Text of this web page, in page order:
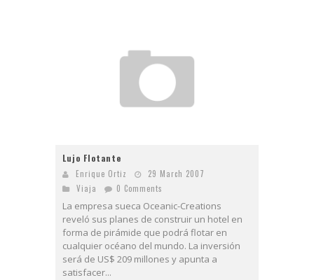
Lujo Flotante
Enrique Ortiz
29 March 2007
Viaja
0 Comments
La empresa sueca Oceanic-Creations
reveló sus planes de construir un hotel en
forma de pirámide que podrá flotar en
cualquier océano del mundo. La inversión
será de US$ 209 millones y apunta a
satisfacer...